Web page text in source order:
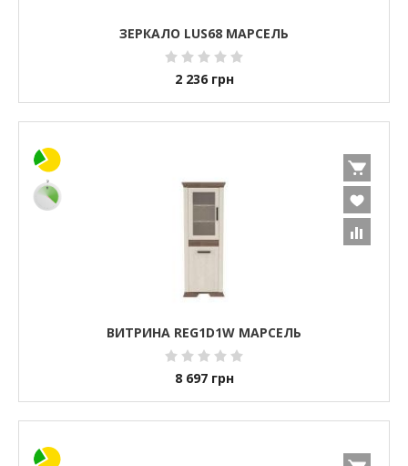
ЗЕРКАЛО LUS68 МАРСЕЛЬ
2 236 грн
ВИТРИНА REG1D1W МАРСЕЛЬ
8 697 грн